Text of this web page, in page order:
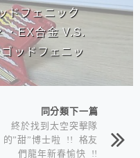
ドフェニック
．EX合金 V.S.
ッドフェニッ
同分類下一篇
終於找到太空突擊隊
的”甜”博士啦 !! 格友
們龍年新春愉快 !!